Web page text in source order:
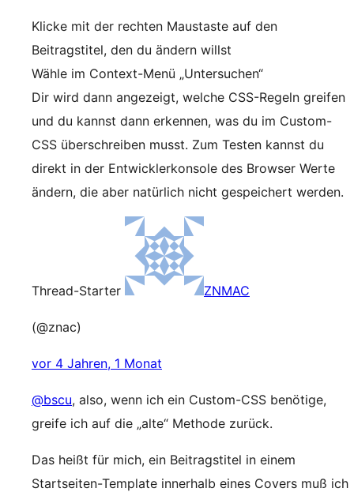
Klicke mit der rechten Maustaste auf den
Beitragstitel, den du ändern willst
Wähle im Context-Menü „Untersuchen“
Dir wird dann angezeigt, welche CSS-Regeln greifen
und du kannst dann erkennen, was du im Custom-
CSS überschreiben musst. Zum Testen kannst du
direkt in der Entwicklerkonsole des Browser Werte
ändern, die aber natürlich nicht gespeichert werden.
Thread-Starter ZNMAC
(@znac)
vor 4 Jahren, 1 Monat
@bscu, also, wenn ich ein Custom-CSS benötige,
greife ich auf die „alte“ Methode zurück.
Das heißt für mich, ein Beitragstitel in einem
Startseiten-Template innerhalb eines Covers muß ich